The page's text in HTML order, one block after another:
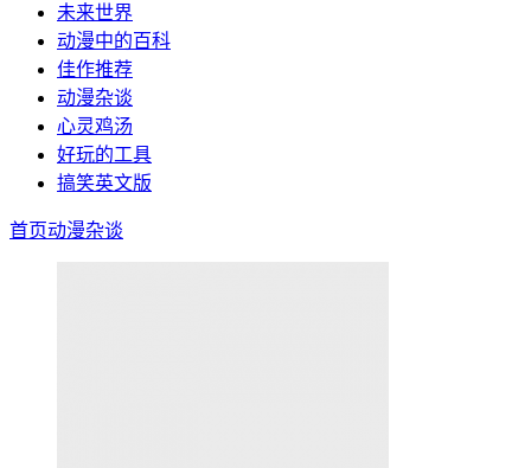
未来世界
动漫中的百科
佳作推荐
动漫杂谈
心灵鸡汤
好玩的工具
搞笑英文版
首页动漫杂谈